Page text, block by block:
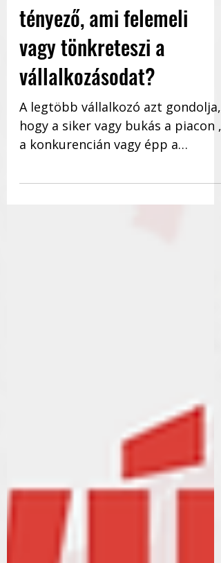
Mi az a három láthatatlan
tényező, ami felemeli
vagy tönkreteszi a
vállalkozásodat?
A legtöbb vállalkozó azt gondolja,
hogy a siker vagy bukás a piacon ,